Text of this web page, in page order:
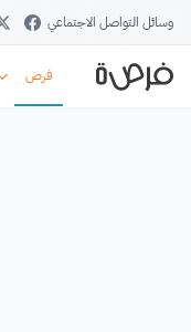
وسائل التواصل الاجتماعي
فرص